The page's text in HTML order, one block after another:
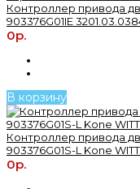
Контроллер привода
903376G01IE
0р.
В корзину
Контроллер привода
903376G01S-L Kone
0р.